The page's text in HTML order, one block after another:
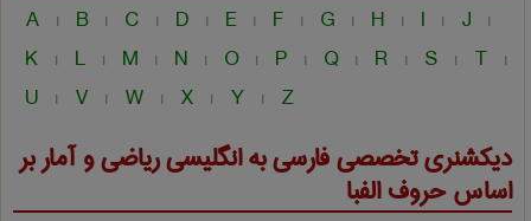
A | B | C | D | E | F | G | H | I | J |
K | L | M | N | O | P | Q | R | S | T |
U | V | W | X | Y | Z
دیکشنری تخصصی فارسی به انگلیسیریاضی و آماربر
اساس حروف الفبا